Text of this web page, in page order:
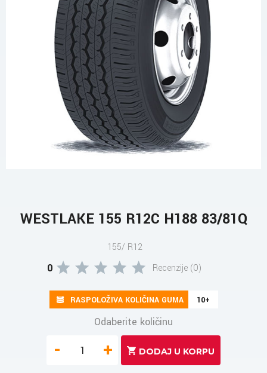
WESTLAKE 155 R12C H188 83/81Q
155/ R12
0 Recenzije (0)
RASPOLOŽIVA KOLIČINA GUMA 10+
Odaberite količinu
- +